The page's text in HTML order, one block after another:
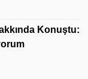
Konuştu: